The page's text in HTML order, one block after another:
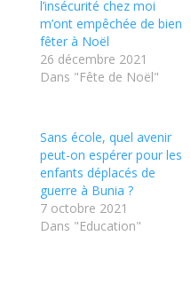
l’insécurité chez moi
m’ont empêchée de bien
fêter à Noël
26 décembre 2021
Dans "Fête de Noël"
Sans école, quel avenir
peut-on espérer pour les
enfants déplacés de
guerre à Bunia ?
7 octobre 2021
Dans "Education"